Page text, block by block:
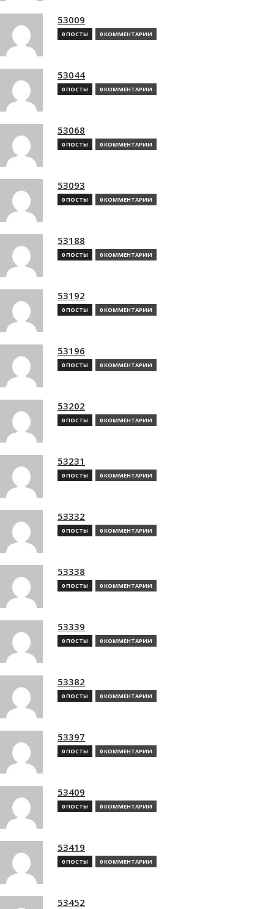
53009
0 ПОСТЫ 0 КОММЕНТАРИИ
53044
0 ПОСТЫ 0 КОММЕНТАРИИ
53068
0 ПОСТЫ 0 КОММЕНТАРИИ
53093
0 ПОСТЫ 0 КОММЕНТАРИИ
53188
0 ПОСТЫ 0 КОММЕНТАРИИ
53192
0 ПОСТЫ 0 КОММЕНТАРИИ
53196
0 ПОСТЫ 0 КОММЕНТАРИИ
53202
0 ПОСТЫ 0 КОММЕНТАРИИ
53231
0 ПОСТЫ 0 КОММЕНТАРИИ
53332
0 ПОСТЫ 0 КОММЕНТАРИИ
53338
0 ПОСТЫ 0 КОММЕНТАРИИ
53339
0 ПОСТЫ 0 КОММЕНТАРИИ
53382
0 ПОСТЫ 0 КОММЕНТАРИИ
53397
0 ПОСТЫ 0 КОММЕНТАРИИ
53409
0 ПОСТЫ 0 КОММЕНТАРИИ
53419
0 ПОСТЫ 0 КОММЕНТАРИИ
53452